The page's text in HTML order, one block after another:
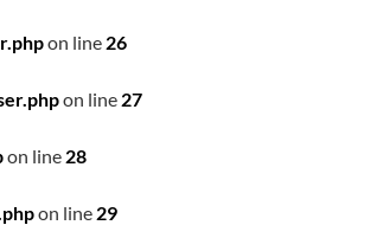
on line 26
on line 27
on line 28
on line 29